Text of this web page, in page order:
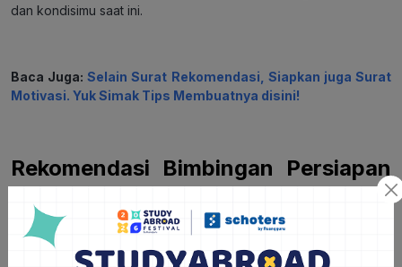
dan kondisimu saat ini.
Baca Juga:Selain Surat Rekomendasi, Siapkan juga Surat
Motivasi. Yuk Simak Tips Membuatnya disini!
Rekomendasi Bimbingan Persiapan
Berkas Beasiswa dan Universitas
Luar Negeri
1. Bimbingan semua dokumen (surat rekomendasi, CV, esai,